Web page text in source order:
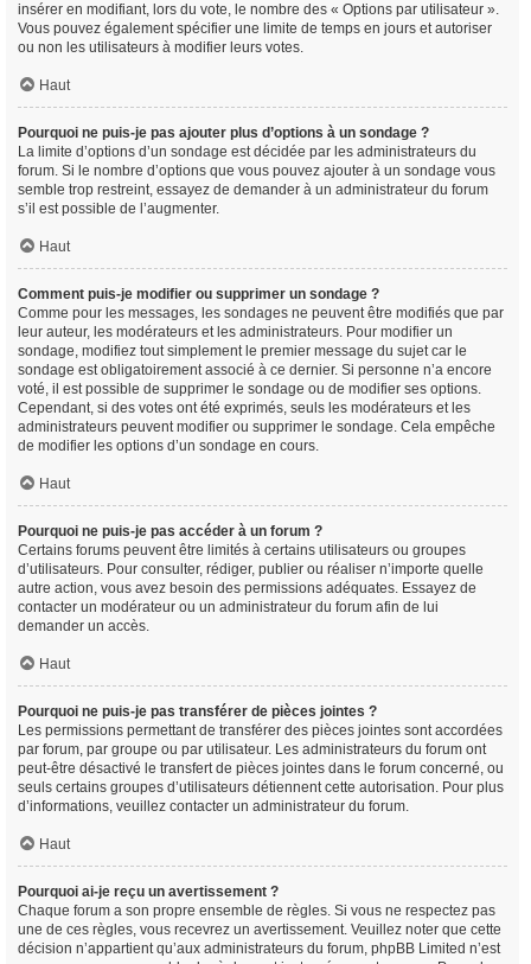
insérer en modifiant, lors du vote, le nombre des « Options par utilisateur ».
Vous pouvez également spécifier une limite de temps en jours et autoriser
ou non les utilisateurs à modifier leurs votes.
Haut
Pourquoi ne puis-je pas ajouter plus d’options à un sondage ?
La limite d’options d’un sondage est décidée par les administrateurs du
forum. Si le nombre d’options que vous pouvez ajouter à un sondage vous
semble trop restreint, essayez de demander à un administrateur du forum
s’il est possible de l’augmenter.
Haut
Comment puis-je modifier ou supprimer un sondage ?
Comme pour les messages, les sondages ne peuvent être modifiés que par
leur auteur, les modérateurs et les administrateurs. Pour modifier un
sondage, modifiez tout simplement le premier message du sujet car le
sondage est obligatoirement associé à ce dernier. Si personne n’a encore
voté, il est possible de supprimer le sondage ou de modifier ses options.
Cependant, si des votes ont été exprimés, seuls les modérateurs et les
administrateurs peuvent modifier ou supprimer le sondage. Cela empêche
de modifier les options d’un sondage en cours.
Haut
Pourquoi ne puis-je pas accéder à un forum ?
Certains forums peuvent être limités à certains utilisateurs ou groupes
d’utilisateurs. Pour consulter, rédiger, publier ou réaliser n’importe quelle
autre action, vous avez besoin des permissions adéquates. Essayez de
contacter un modérateur ou un administrateur du forum afin de lui
demander un accès.
Haut
Pourquoi ne puis-je pas transférer de pièces jointes ?
Les permissions permettant de transférer des pièces jointes sont accordées
par forum, par groupe ou par utilisateur. Les administrateurs du forum ont
peut-être désactivé le transfert de pièces jointes dans le forum concerné, ou
seuls certains groupes d’utilisateurs détiennent cette autorisation. Pour plus
d’informations, veuillez contacter un administrateur du forum.
Haut
Pourquoi ai-je reçu un avertissement ?
Chaque forum a son propre ensemble de règles. Si vous ne respectez pas
une de ces règles, vous recevrez un avertissement. Veuillez noter que cette
décision n’appartient qu’aux administrateurs du forum, phpBB Limited n’est